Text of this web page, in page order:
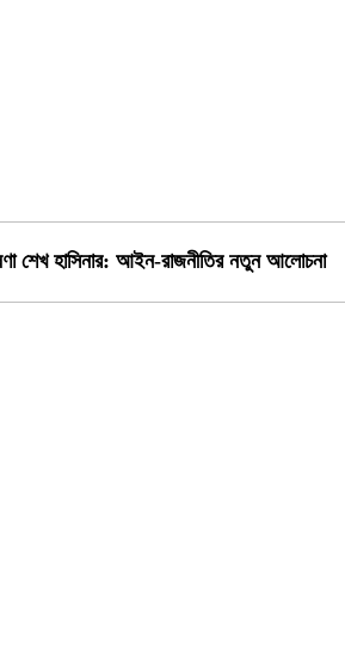
শেখ হাসিনার: আইন-রাজনীতির নতুন আলোচনা